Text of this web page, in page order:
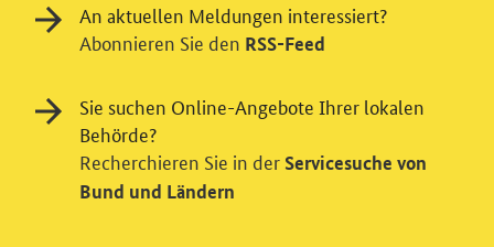
Einwilligung in Tracking und / oder
Videodienst
An aktuellen Meldungen interessiert?
Abonnieren Sie den RSS-Feed
Sie suchen Online-Angebote Ihrer lokalen
Behörde?
Recherchieren Sie in der Servicesuche von
Bund und Ländern